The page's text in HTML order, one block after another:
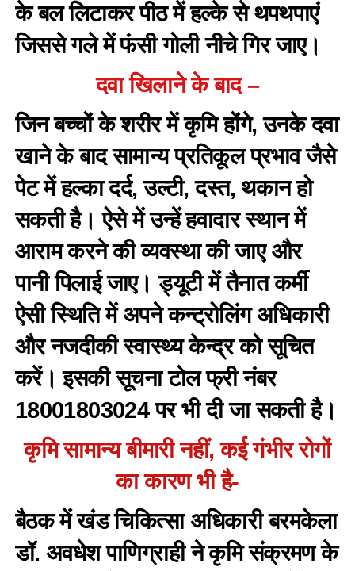
के बल लिटाकर पीठ में हल्के से थपथपाएं
जिससे गले में फंसी गोली नीचे गिर जाए।
दवा खिलाने के बाद –
जिन बच्चों के शरीर में कृमि होंगे, उनके दवा
खाने के बाद सामान्य प्रतिकूल प्रभाव जैसे
पेट में हल्का दर्द, उल्टी, दस्त, थकान हो
सकती है। ऐसे में उन्हें हवादार स्थान में
आराम करने की व्यवस्था की जाए और
पानी पिलाई जाए। ड्यूटी में तैनात कर्मी
ऐसी स्थिति में अपने कन्ट्रोलिंग अधिकारी
और नजदीकी स्वास्थ्य केन्द्र को सूचित
करें। इसकी सूचना टोल फ्री नंबर
18001803024 पर भी दी जा सकती है।
कृमि सामान्य बीमारी नहीं, कई गंभीर रोगों
का कारण भी है-
बैठक में खंड चिकित्सा अधिकारी बरमकेला
डॉ. अवधेश पाणिग्राही ने कृमि संक्रमण के